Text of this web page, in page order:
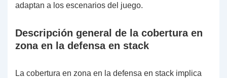
adaptan a los escenarios del juego.
Descripción general de la cobertura en
zona en la defensa en stack
La cobertura en zona en la defensa en stack implica